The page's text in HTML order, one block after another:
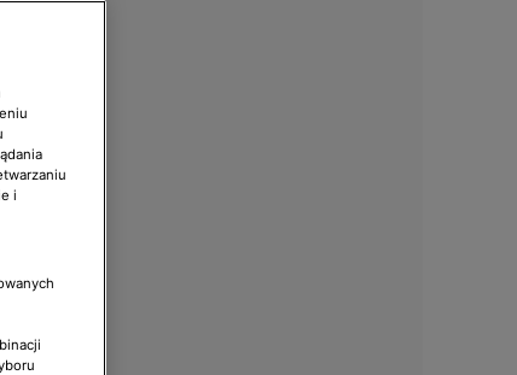
i